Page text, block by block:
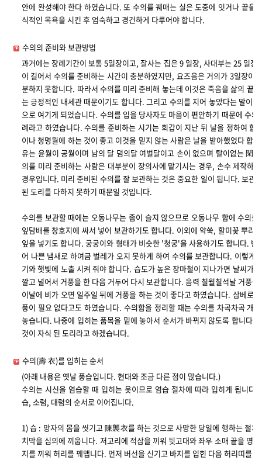
안에 완성해야 한다 하였습니다. 또 수의를 꿰매는 실은 도중에 잇거나 끝을
식적인 목욕을 시킨 후 엄숙하고 경건하게 다루어야 합니다.
수의의 준비와 보관방법
과거에는 장례기간이 보통 5일장이고, 잘사는 집은 9 일장, 사대부는 25 일
이 길어서 수의를 준비하는 시간이 충분하였지만, 요즈음은 거의가 3일장이
분하지 못합니다. 따라서 수의를 미리 준비해 놓는데 이것은 죽음을 삶의 끝
는 긍정적인 내세관 때문이기도 합니다. 그리고 수의를 지어 놓았다는 말이
으로 여기게 되었습니다. 수의를 입을 당사자도 마음이 편안하기 때문에 수
례라고 하였습니다. 수의를 준비하는 시기는 회갑이 지난 뒤 날을 정하여 합
이나 청명월에 하는 것이 좋고 이것을 믿지 않는 사람은 날을 받아했었다 합
유는 윤월이 공월이며 남의 달 덤의달 여벌달이고 손이 없으며 탈이없는 閑
의를 미리 준비하는 사람은 대부분이 장의사에 맡기시는 경우, 손수 제작하
경우입니다. 미리 준비된 수의를 잘 보관하는 것은 중요한 일이 됩니다. 보관
된 도리를 다하지 못하기 때문일 것입니다.
수의를 보관할 때에는 오동나무는 좀이 슬지 않으므로 오동나무 함에 수의
잎담배를 창호지에 싸서 넣어 보관하기도 합니다. 이외에 약쑥, 할미꽃 뿌리
잎을 넣기도 합니다. 궁궁이와 형태가 비슷한 '청궁'을 사용하기도 합니다.
어 나쁜 냄새로 하여금 벌레가 오지 못하게 하여 수의를 보관합니다. 이렇게
기와 햇빛에 노출 시켜 줘야 합니다. 습도가 높은 장마철이 지나가면 날씨가
깔고 널어서 거풍을 한 다음 거두어 다시 보관합니다. 음력 칠월칠석날 거풍
이날에 비가 오면 일주일 뒤에 거풍을 하는 것이 좋다고 하였습니다. 삼베로
풍이 필요 없다고도 하였습니다. 수의함을 정리할 때는 수의를 차곡차곡 개
놓습니다. 나중에 입히는 품목을 밑에 놓아서 순서가 바뀌지 않도록 합니다.
것이 자식 된 도리라고 하겠습니다.
수의(壽 衣)를 입히는 순서
(아래 내용은 옛날 풍습입니다. 현대와 조금 다른 점이 많습니다.)
수의는 시신을 염습할 때 입히는 옷이므로 염습 절차에 따라 입히게 됩니다
습, 소렴, 대렴의 순서로 이어집니다.
1) 습 : 망자의 몸을 씻기고 陳襲衣를 하는 것으로 사망한 당일에 행하는 절
치막을 심의에 끼웁니다. 저고리에 적삼을 끼워 뒷고대와 좌우 소매 끝을 명
지를 끼워 허리를 꿰맵니다. 먼저 버선을 신기고 바지를 입힌 다음 허리띠를